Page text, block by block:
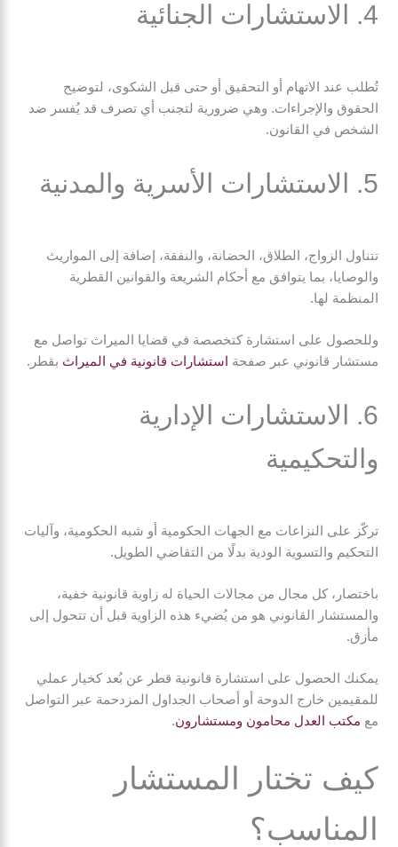
4. الاستشارات الجنائية
تُطلب عند الاتهام أو التحقيق أو حتى قبل الشكوى، لتوضيح
الحقوق والإجراءات. وهي ضرورية لتجنب أي تصرف قد يُفسر ضد
الشخص في القانون.
5. الاستشارات الأسرية والمدنية
تتناول الزواج، الطلاق، الحضانة، والنفقة، إضافة إلى المواريث
والوصايا، بما يتوافق مع أحكام الشريعة والقوانين القطرية
المنظمة لها.
وللحصول على استشارة كتخصصة في قضايا الميراث تواصل مع
مستشار قانوني عبر صفحة
استشارات قانونية في الميراث بقطر.
6. الاستشارات الإدارية
والتحكيمية
تركّز على النزاعات مع الجهات الحكومية أو شبه الحكومية، وآليات
التحكيم والتسوية الودية بدلًا من التقاضي الطويل.
باختصار، كل مجال من مجالات الحياة له زاوية قانونية خفية،
والمستشار القانوني هو من يُضيء هذه الزاوية قبل أن تتحول إلى
مأزق.
يمكنك الحصول على استشارة قانونية قطر عن بُعد كخيار عملي
للمقيمين خارج الدوحة أو أصحاب الجداول المزدحمة عبر التواصل
مع مكتب العدل محامون ومستشارون.
كيف تختار المستشار
المناسب؟